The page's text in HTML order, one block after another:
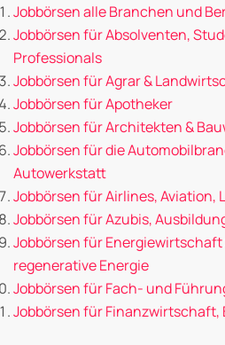
Jobbörsen alle Branchen und
Jobbörsen für Absolventen,
Professionals
Jobbörsen für Agrar &
Jobbörsen für Apotheker
Jobbörsen für Architekten &
Jobbörsen für die
Autowerkstatt
Jobbörsen für Airlines, Aviation,
Jobbörsen für Azubis,
Jobbörsen für Energiewirtschaft
regenerative Energie
Jobbörsen für Fach- und
Jobbörsen für Finanzwirtschaft,